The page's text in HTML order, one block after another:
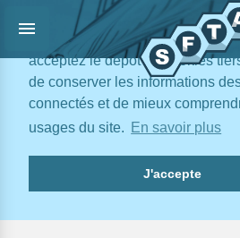
En poursuivant votre navigation,
acceptez le dépôt de cookies
de conserver les informations
connectés et de mieux
usages du site.
En savoir plus
J'accepte